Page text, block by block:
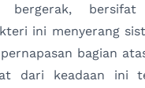
bergerak,
ini menyerang
bagian
dari keadaan ini